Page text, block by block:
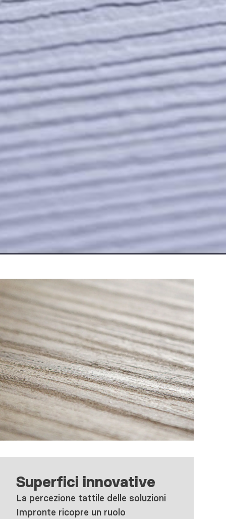
Superfici innovative
La percezione tattile delle soluzioni
Impronte ricopre un ruolo